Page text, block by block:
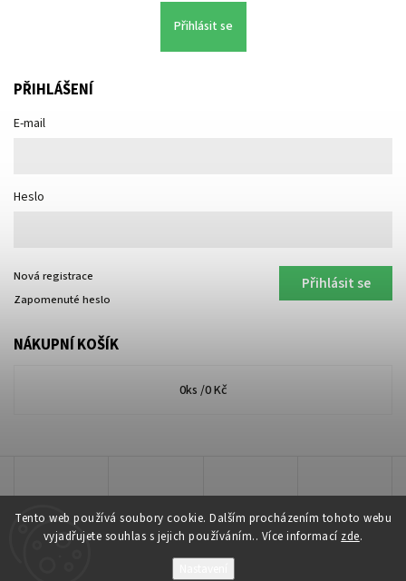
Tento web používá soubory cookie. Dalším procházením tohoto webu
vyjadřujete souhlas s jejich používáním.. Více informací zde.
Přihlásit se
PŘIHLÁŠENÍ
E-mail
Heslo
Přihlásit se
Nová registrace
Zapomenuté heslo
NÁKUPNÍ KOŠÍK
0ks /0 Kč